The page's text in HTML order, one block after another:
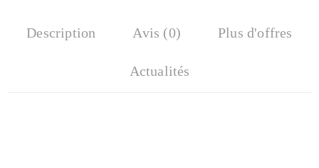
Description Avis (0) Plus d'offres
Actualités